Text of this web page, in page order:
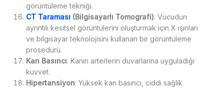
görüntüleme tekniği.
CT Taraması(Bilgisayarlı Tomografi): Vücudun
ayrıntılı kesitsel görüntülerini oluşturmak için X ışınları
ve bilgisayar teknolojisini kullanan bir görüntüleme
prosedürü.
Kan Basıncı: Kanın arterlerin duvarlarına uyguladığı
kuvvet.
Hipertansiyon: Yüksek kan basıncı, ciddi sağlık